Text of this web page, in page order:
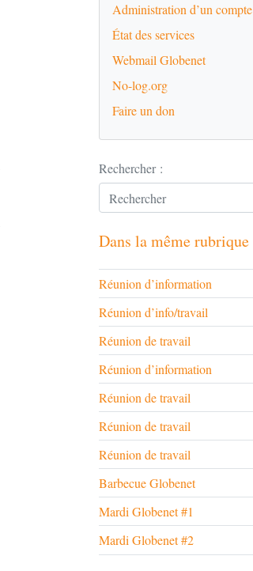
Administration d’un compte
État des services
Webmail Globenet
No-log.org
Faire un don
Rechercher :
Dans la même rubrique
Réunion d’information
Réunion d’info/travail
Réunion de travail
Réunion d’information
Réunion de travail
Réunion de travail
Réunion de travail
Barbecue Globenet
Mardi Globenet #1
Mardi Globenet #2